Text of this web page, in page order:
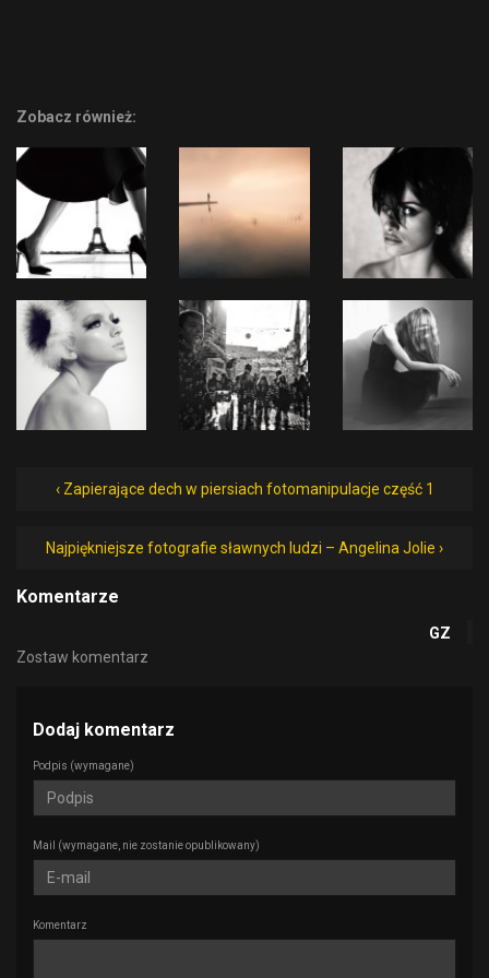
Zobacz również:
‹ Zapierające dech w piersiach fotomanipulacje część 1
Najpiękniejsze fotografie sławnych ludzi – Angelina Jolie ›
Komentarze
GZ
Zostaw komentarz
Dodaj komentarz
Podpis (wymagane)
Mail (wymagane, nie zostanie opublikowany)
Komentarz